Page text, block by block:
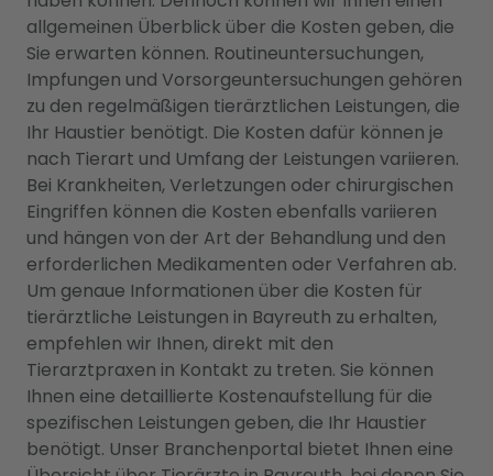
allgemeinen Überblick über die Kosten geben, die
Sie erwarten können. Routineuntersuchungen,
Impfungen und Vorsorgeuntersuchungen gehören
zu den regelmäßigen tierärztlichen Leistungen, die
Ihr Haustier benötigt. Die Kosten dafür können je
nach Tierart und Umfang der Leistungen variieren.
Bei Krankheiten, Verletzungen oder chirurgischen
Eingriffen können die Kosten ebenfalls variieren
und hängen von der Art der Behandlung und den
erforderlichen Medikamenten oder Verfahren ab.
Um genaue Informationen über die Kosten für
tierärztliche Leistungen in Bayreuth zu erhalten,
empfehlen wir Ihnen, direkt mit den
Tierarztpraxen in Kontakt zu treten. Sie können
Ihnen eine detaillierte Kostenaufstellung für die
spezifischen Leistungen geben, die Ihr Haustier
benötigt. Unser Branchenportal bietet Ihnen eine